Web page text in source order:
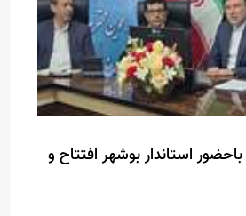
باحضور استاندار بوشهر افتتاح و